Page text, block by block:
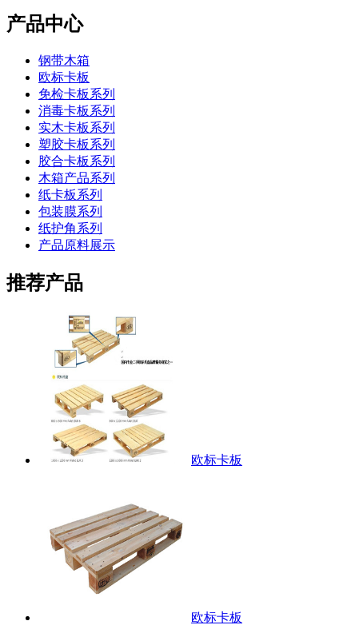
产品中心
钢带木箱
欧标卡板
免检卡板系列
消毒卡板系列
实木卡板系列
塑胶卡板系列
胶合卡板系列
木箱产品系列
纸卡板系列
包装膜系列
纸护角系列
产品原料展示
推荐产品
欧标卡板
欧标卡板